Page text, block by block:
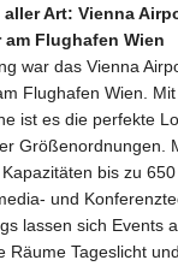
Art: Vienna
Flughafen Wien
war das Vienna
Flughafen Wien.
ist es die perfekte
Größenordnungen.
bis zu 650
und
lassen sich Events
Räume Tageslicht